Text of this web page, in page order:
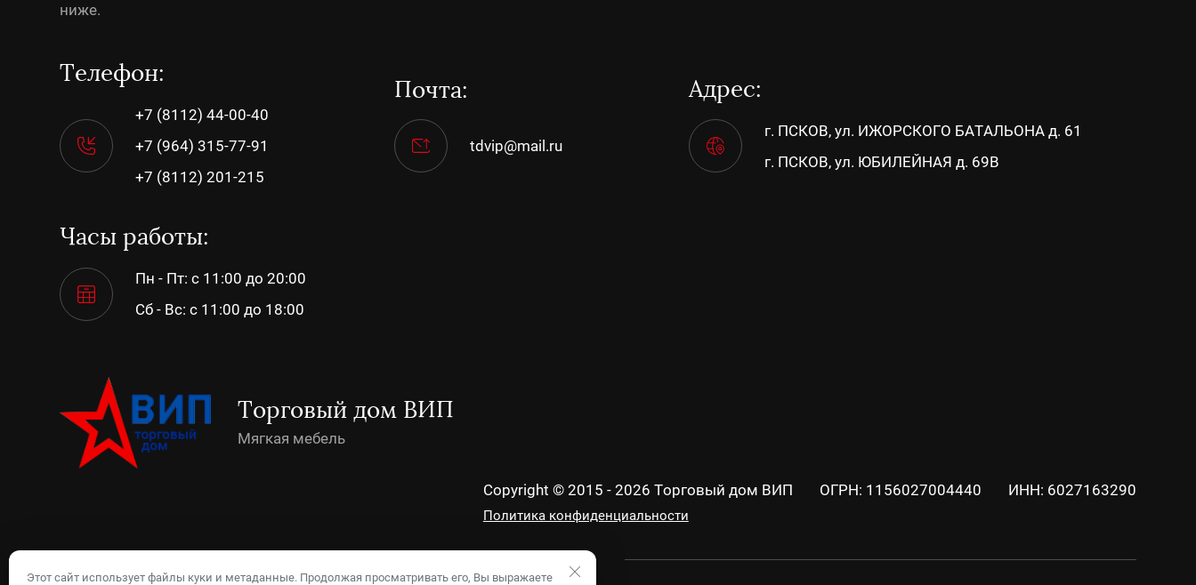
ниже.
Телефон:
+7 (8112) 44-00-40
+7 (964) 315-77-91
+7 (8112) 201-215
Почта:
tdvip@mail.ru
Адрес:
г. ПСКОВ, ул. ИЖОРСКОГО БАТАЛЬОНА д. 61
г. ПСКОВ, ул. ЮБИЛЕЙНАЯ д. 69В
Часы работы:
Пн - Пт: с 11:00 до 20:00
Сб - Вс: с 11:00 до 18:00
Торговый дом ВИП
Мягкая мебель
Copyright © 2015 - 2026 Торговый дом ВИП
Политика конфиденциальности
ОГРН: 1156027004440 ИНН: 6027163290
Этот сайт использует файлы куки и метаданные. Продолжая просматривать его, Вы выражаете